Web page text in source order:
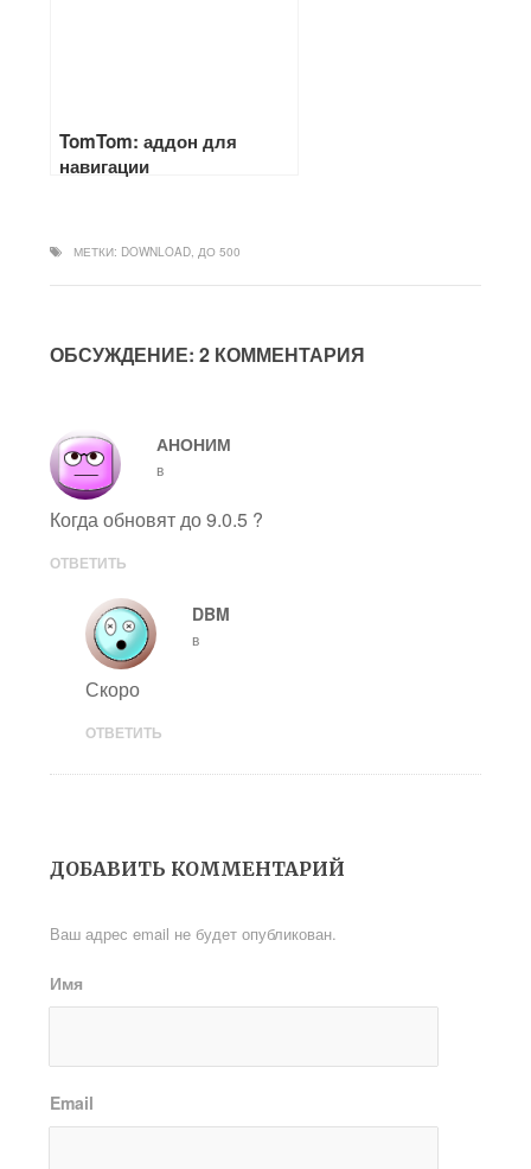
TomTom: аддон для
навигации
МЕТКИ: DOWNLOAD,ДО 500
ОБСУЖДЕНИЕ: 2 КОММЕНТАРИЯ
АНОНИМ
в
Когда обновят до 9.0.5 ?
ОТВЕТИТЬ
DBM
в
Скоро
ОТВЕТИТЬ
ДОБАВИТЬ КОММЕНТАРИЙ
Ваш адрес email не будет опубликован.
Имя
Email